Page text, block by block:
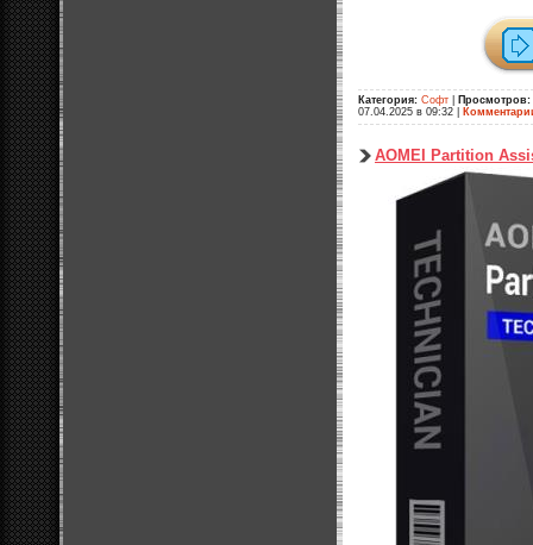
Категория: Софт Просмотров:
07.04.2025 в 09:32
AOMEI Partition